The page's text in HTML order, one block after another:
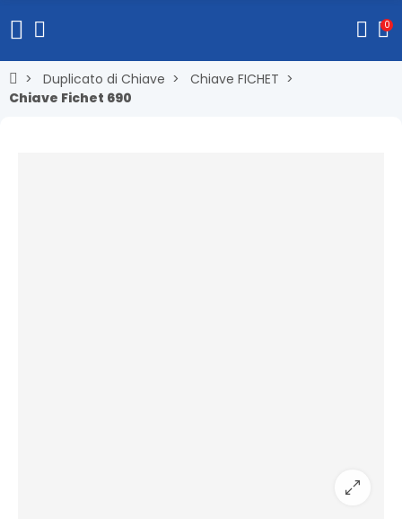
0
Duplicato di Chiave
Chiave FICHET
Chiave Fichet 690